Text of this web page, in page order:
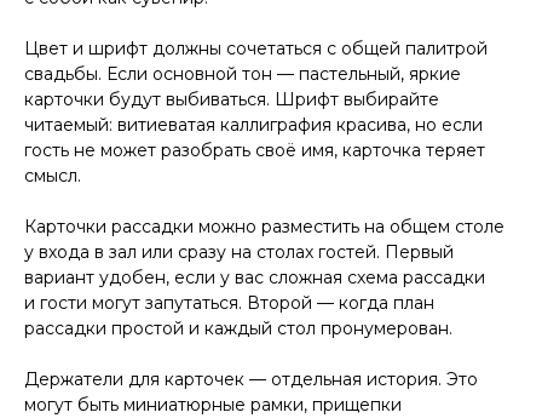
Цвет и шрифт должны сочетаться с общей палитрой
свадьбы. Если основной тон — пастельный, яркие
карточки будут выбиваться. Шрифт выбирайте
читаемый: витиеватая каллиграфия красива, но если
гость не может разобрать своё имя, карточка теряет
смысл.
Карточки рассадки можно разместить на общем столе
у входа в зал или сразу на столах гостей. Первый
вариант удобен, если у вас сложная схема рассадки
и гости могут запутаться. Второй — когда план
рассадки простой и каждый стол пронумерован.
Держатели для карточек — отдельная история. Это
могут быть миниатюрные рамки, прищепки